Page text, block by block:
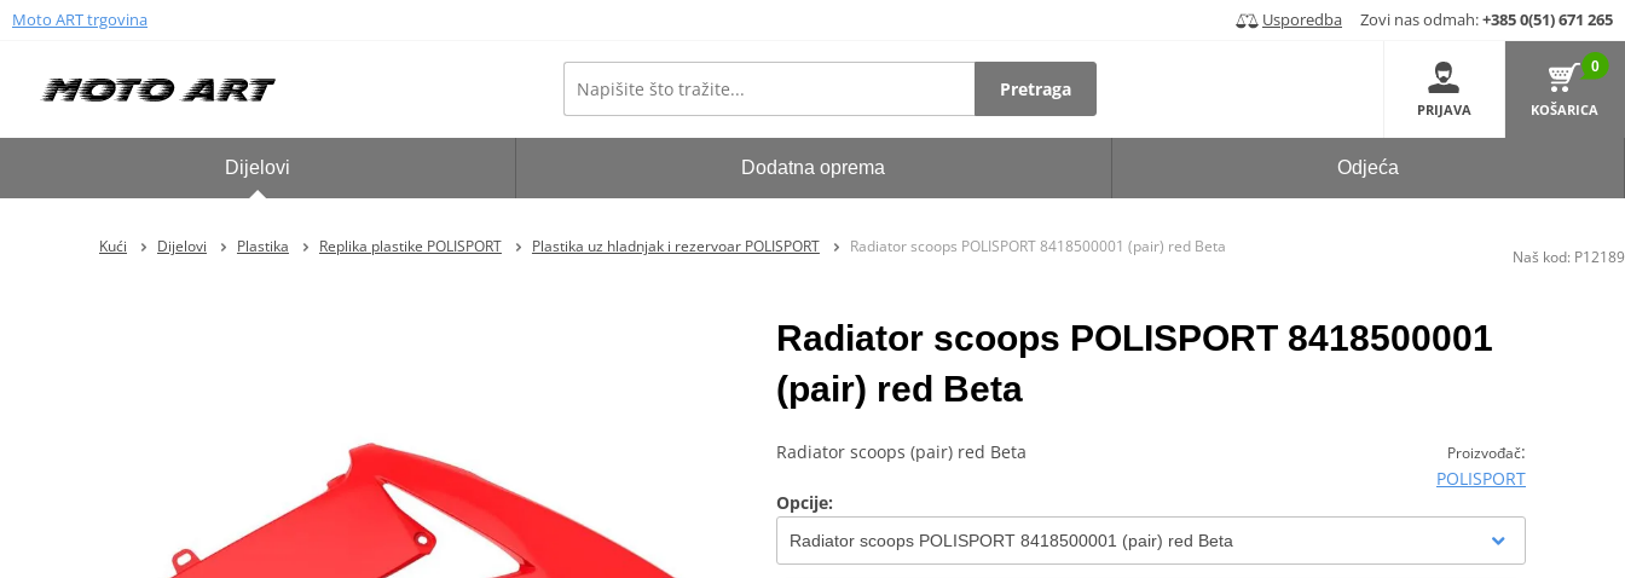
Moto ART trgovina Usporedba Zovi nas odmah:+385 0(51) 671 265
Pretraga
PRIJAVA
0
KOŠARICA
Dijelovi Dodatna oprema Odjeća
Kući Dijelovi Plastika Replika plastike POLISPORT Plastika uz hladnjak i rezervoar POLISPORT Radiator scoops POLISPORT 8418500001 (pair) red Beta
Radiator scoops POLISPORT 8418500001
(pair) red Beta
Proizvođač:
POLISPORT
Radiator scoops (pair) red Beta
Opcije:
Naš kod: P12189